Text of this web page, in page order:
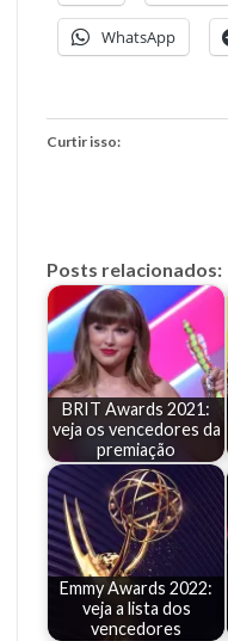
WhatsApp
Curtir isso:
Posts relacionados:
BRIT Awards 2021:
veja os vencedores da
premiação
Emmy Awards 2022:
veja a lista dos
vencedores